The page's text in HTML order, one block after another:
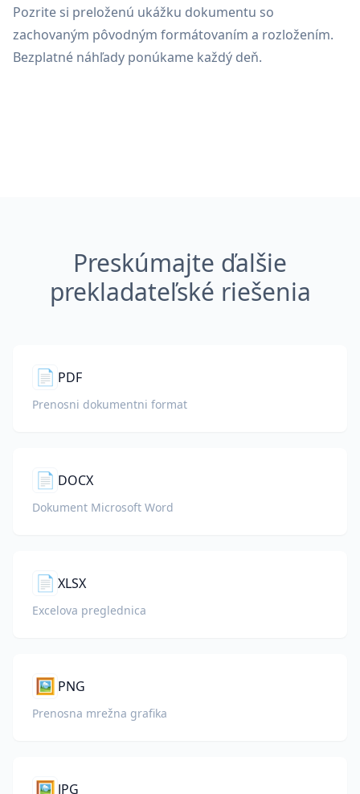
Pozrite si preloženú ukážku dokumentu so
zachovaným pôvodným formátovaním a rozložením.
Bezplatné náhľady ponúkame každý deň.
Preskúmajte ďalšie
prekladateľské riešenia
📄 PDF
Prenosni dokumentni format
📄 DOCX
Dokument Microsoft Word
📄 XLSX
Excelova preglednica
🖼️ PNG
Prenosna mrežna grafika
🖼️ JPG